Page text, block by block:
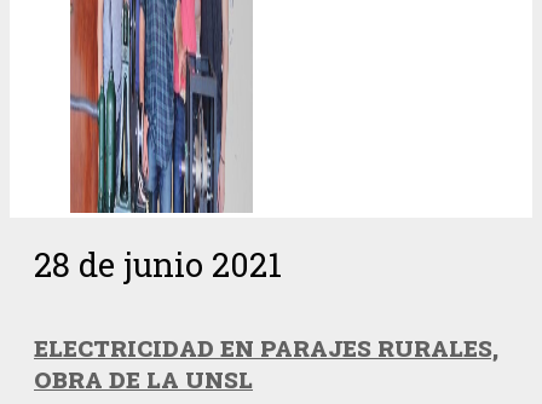
28 de junio 2021
ELECTRICIDAD EN PARAJES RURALES,
OBRA DE LA UNSL